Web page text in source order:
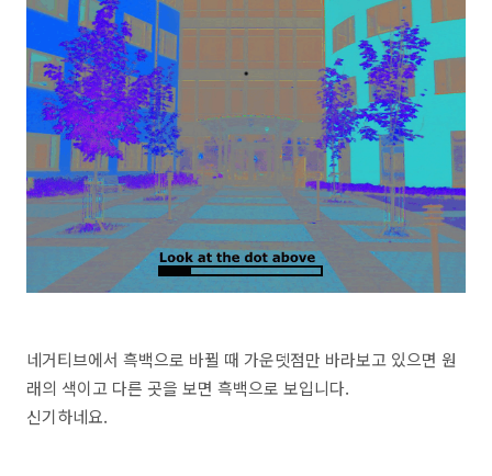
네거티브에서 흑백으로 바뀔 때 가운뎃점만 바라보고 있으면 원
래의 색이고 다른 곳을 보면 흑백으로 보입니다.
신기하네요.